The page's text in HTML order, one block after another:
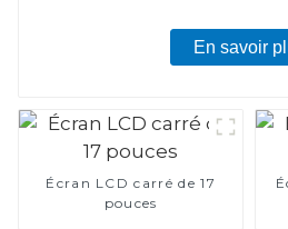
En savoir
Écran LCD carré de 17
pouces